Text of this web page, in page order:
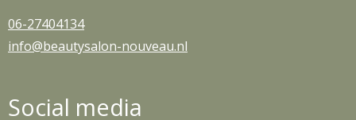
06-27404134
info@beautysalon-nouveau.nl
Social media